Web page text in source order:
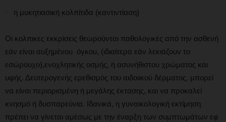
· η μυκητιασική κολπίτιδα (καντιντίαση)
Οι κολπικες εκκρίσεις θεωρούνται παθολογικές από την ασθενή
εάν είναι αυξημένου όγκου, (ιδιαίτερα εάν λεκιάζουν το
εσώρουχο),ενοχλητικής οσμής, ή ασυνήθιστου χρώματος και
υφής. Δευτερογενής ερεθισμός του αιδοιικού δέρματος, μπορεί
να είναι περιορισμένη ή μεγάλης έκτασης, και να προκαλεί
κνησμό ή δυσπαρεύνια. Ιδανικά, η γυναικολογική εκτίμηση
πρέπει να γίνεται αμέσως με την έναρξη των συμπτωμάτων εφ